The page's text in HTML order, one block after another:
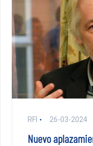
RFI 26-03-2024
Nuevo